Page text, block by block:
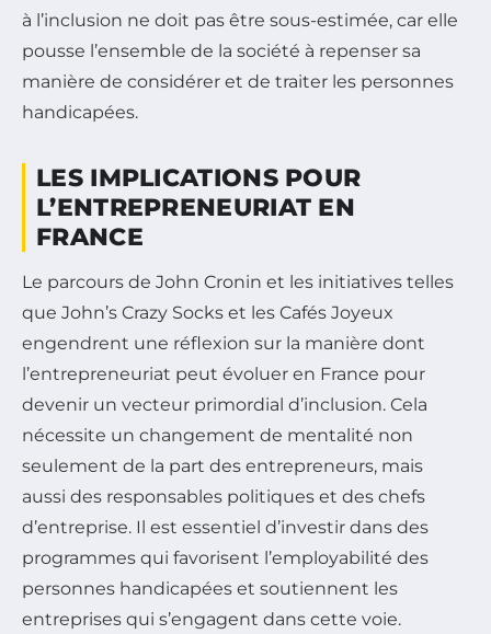
à l’inclusion ne doit pas être sous-estimée, car elle
pousse l’ensemble de la société à repenser sa
manière de considérer et de traiter les personnes
handicapées.
LES IMPLICATIONS POUR
L’ENTREPRENEURIAT EN
FRANCE
Le parcours de John Cronin et les initiatives telles
que John’s Crazy Socks et les Cafés Joyeux
engendrent une réflexion sur la manière dont
l’entrepreneuriat peut évoluer en France pour
devenir un vecteur primordial d’inclusion. Cela
nécessite un changement de mentalité non
seulement de la part des entrepreneurs, mais
aussi des responsables politiques et des chefs
d’entreprise. Il est essentiel d’investir dans des
programmes qui favorisent l’employabilité des
personnes handicapées et soutiennent les
entreprises qui s’engagent dans cette voie.